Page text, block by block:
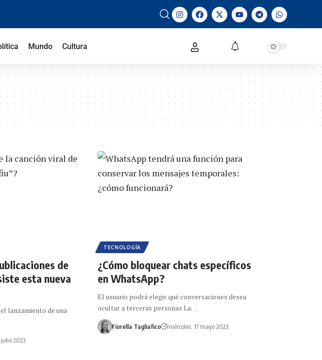
Mundo Cultura
de
esta nueva
lanzamiento de una
2023
TECNOLOGÍA
¿Cómo bloquear chats específicos
en WhatsApp?
El usuario podrá elegir qué conversaciones desea
ocultar a terceras personas La…
Fiorella Tagliafico miércoles, 17 mayo 2023